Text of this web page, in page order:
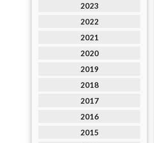
2023
2022
2021
2020
2019
2018
2017
2016
2015